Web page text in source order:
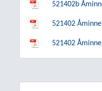
521402b
521402
521402